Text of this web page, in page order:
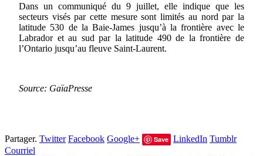
Dans un communiqué du 9 juillet, elle indique que les
secteurs visés par cette mesure sont limités au nord par la
latitude 530 de la Baie-James jusqu’à la frontière avec le
Labrador et au sud par la latitude 490 de la frontière de
l’Ontario jusqu’au fleuve Saint-Laurent.
Source: GaïaPresse
Partager. Twitter Facebook Google+ Save LinkedIn Tumblr
Courriel